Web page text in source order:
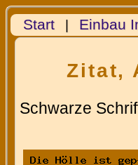
Start| Einbau
Zitat,
Schwarze